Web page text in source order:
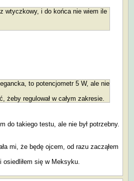
wtyczkowy, i do końca nie wiem ile
to potencjometr 5 W, ale nie
żeby regulował w całym zakresie.
do takiego testu, ale nie był potrzebny.
mi, że będę ojcem, od razu zacząłem
osiedliłem się w Meksyku.